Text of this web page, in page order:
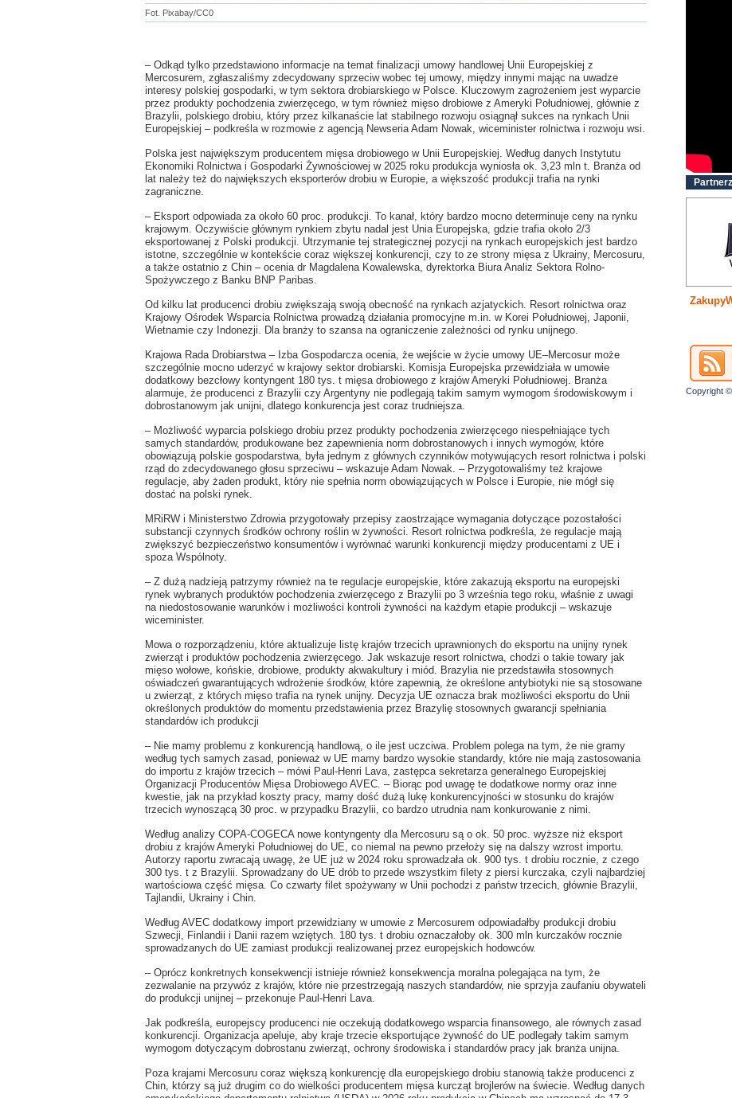
Fot. Pixabay/CC0
– Odkąd tylko przedstawiono informacje na temat finalizacji umowy handlowej Unii Europejskiej z
Mercosurem, zgłaszaliśmy zdecydowany sprzeciw wobec tej umowy, między innymi mając na uwadze
interesy polskiej gospodarki, w tym sektora drobiarskiego w Polsce. Kluczowym zagrożeniem jest wyparcie
przez produkty pochodzenia zwierzęcego, w tym również mięso drobiowe z Ameryki Południowej, głównie z
Brazylii, polskiego drobiu, który przez kilkanaście lat stabilnego rozwoju osiągnął sukces na rynkach Unii
Europejskiej – podkreśla w rozmowie z agencją Newseria Adam Nowak, wiceminister rolnictwa i rozwoju wsi.
Polska jest największym producentem mięsa drobiowego w Unii Europejskiej. Według danych Instytutu
Ekonomiki Rolnictwa i Gospodarki Żywnościowej w 2025 roku produkcja wyniosła ok. 3,23 mln t. Branża od
lat należy też do największych eksporterów drobiu w Europie, a większość produkcji trafia na rynki
zagraniczne.
– Eksport odpowiada za około 60 proc. produkcji. To kanał, który bardzo mocno determinuje ceny na rynku
krajowym. Oczywiście głównym rynkiem zbytu nadal jest Unia Europejska, gdzie trafia około 2/3
eksportowanej z Polski produkcji. Utrzymanie tej strategicznej pozycji na rynkach europejskich jest bardzo
istotne, szczególnie w kontekście coraz większej konkurencji, czy to ze strony mięsa z Ukrainy, Mercosuru,
a także ostatnio z Chin – ocenia dr Magdalena Kowalewska, dyrektorka Biura Analiz Sektora Rolno-
Spożywczego z Banku BNP Paribas.
Od kilku lat producenci drobiu zwiększają swoją obecność na rynkach azjatyckich. Resort rolnictwa oraz
Krajowy Ośrodek Wsparcia Rolnictwa prowadzą działania promocyjne m.in. w Korei Południowej, Japonii,
Wietnamie czy Indonezji. Dla branży to szansa na ograniczenie zależności od rynku unijnego.
Krajowa Rada Drobiarstwa – Izba Gospodarcza ocenia, że wejście w życie umowy UE–Mercosur może
szczególnie mocno uderzyć w krajowy sektor drobiarski. Komisja Europejska przewidziała w umowie
dodatkowy bezcłowy kontyngent 180 tys. t mięsa drobiowego z krajów Ameryki Południowej. Branża
alarmuje, że producenci z Brazylii czy Argentyny nie podlegają takim samym wymogom środowiskowym i
dobrostanowym jak unijni, dlatego konkurencja jest coraz trudniejsza.
– Możliwość wyparcia polskiego drobiu przez produkty pochodzenia zwierzęcego niespełniające tych
samych standardów, produkowane bez zapewnienia norm dobrostanowych i innych wymogów, które
obowiązują polskie gospodarstwa, była jednym z głównych czynników motywujących resort rolnictwa i polski
rząd do zdecydowanego głosu sprzeciwu – wskazuje Adam Nowak. – Przygotowaliśmy też krajowe
regulacje, aby żaden produkt, który nie spełnia norm obowiązujących w Polsce i Europie, nie mógł się
dostać na polski rynek.
MRiRW i Ministerstwo Zdrowia przygotowały przepisy zaostrzające wymagania dotyczące pozostałości
substancji czynnych środków ochrony roślin w żywności. Resort rolnictwa podkreśla, że regulacje mają
zwiększyć bezpieczeństwo konsumentów i wyrównać warunki konkurencji między producentami z UE i
spoza Wspólnoty.
– Z dużą nadzieją patrzymy również na te regulacje europejskie, które zakazują eksportu na europejski
rynek wybranych produktów pochodzenia zwierzęcego z Brazylii po 3 września tego roku, właśnie z uwagi
na niedostosowanie warunków i możliwości kontroli żywności na każdym etapie produkcji – wskazuje
wiceminister.
Mowa o rozporządzeniu, które aktualizuje listę krajów trzecich uprawnionych do eksportu na unijny rynek
zwierząt i produktów pochodzenia zwierzęcego. Jak wskazuje resort rolnictwa, chodzi o takie towary jak
mięso wołowe, końskie, drobiowe, produkty akwakultury i miód. Brazylia nie przedstawiła stosownych
oświadczeń gwarantujących wdrożenie środków, które zapewnią, że określone antybiotyki nie są stosowane
u zwierząt, z których mięso trafia na rynek unijny. Decyzja UE oznacza brak możliwości eksportu do Unii
określonych produktów do momentu przedstawienia przez Brazylię stosownych gwarancji spełniania
standardów ich produkcji
– Nie mamy problemu z konkurencją handlową, o ile jest uczciwa. Problem polega na tym, że nie gramy
według tych samych zasad, ponieważ w UE mamy bardzo wysokie standardy, które nie mają zastosowania
do importu z krajów trzecich – mówi Paul-Henri Lava, zastępca sekretarza generalnego Europejskiej
Organizacji Producentów Mięsa Drobiowego AVEC. – Biorąc pod uwagę te dodatkowe normy oraz inne
kwestie, jak na przykład koszty pracy, mamy dość dużą lukę konkurencyjności w stosunku do krajów
trzecich wynoszącą 30 proc. w przypadku Brazylii, co bardzo utrudnia nam konkurowanie z nimi.
Według analizy COPA-COGECA nowe kontyngenty dla Mercosuru są o ok. 50 proc. wyższe niż eksport
drobiu z krajów Ameryki Południowej do UE, co niemal na pewno przełoży się na dalszy wzrost importu.
Autorzy raportu zwracają uwagę, że UE już w 2024 roku sprowadzała ok. 900 tys. t drobiu rocznie, z czego
300 tys. t z Brazylii. Sprowadzany do UE drób to przede wszystkim filety z piersi kurczaka, czyli najbardziej
wartościowa część mięsa. Co czwarty filet spożywany w Unii pochodzi z państw trzecich, głównie Brazylii,
Tajlandii, Ukrainy i Chin.
Według AVEC dodatkowy import przewidziany w umowie z Mercosurem odpowiadałby produkcji drobiu
Szwecji, Finlandii i Danii razem wziętych. 180 tys. t drobiu oznaczałoby ok. 300 mln kurczaków rocznie
sprowadzanych do UE zamiast produkcji realizowanej przez europejskich hodowców.
– Oprócz konkretnych konsekwencji istnieje również konsekwencja moralna polegająca na tym, że
zezwalanie na przywóz z krajów, które nie przestrzegają naszych standardów, nie sprzyja zaufaniu obywateli
do produkcji unijnej – przekonuje Paul-Henri Lava.
Jak podkreśla, europejscy producenci nie oczekują dodatkowego wsparcia finansowego, ale równych zasad
konkurencji. Organizacja apeluje, aby kraje trzecie eksportujące żywność do UE podlegały takim samym
wymogom dotyczącym dobrostanu zwierząt, ochrony środowiska i standardów pracy jak branża unijna.
Poza krajami Mercosuru coraz większą konkurencję dla europejskiego drobiu stanowią także producenci z
Chin, którzy są już drugim co do wielkości producentem mięsa kurcząt brojlerów na świecie. Według danych
Copyright